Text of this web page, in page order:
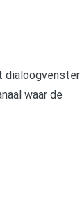
dialoogvenster
waar de